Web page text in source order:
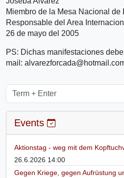
Miembro de la Mesa Nacional de
Responsable del Area
26 de mayo del 2005
PS: Dichas manifestaciones
mail:
Events
Aktionstag - weg mit dem
26.6.2026 14:00
Gegen Kriege, gegen Aufrüstung